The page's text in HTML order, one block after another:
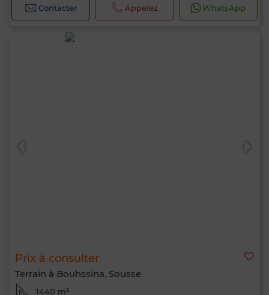
Contacter Appelez WhatsApp
Prix à consulter
Terrain à Bouhssina, Sousse
1440 m²